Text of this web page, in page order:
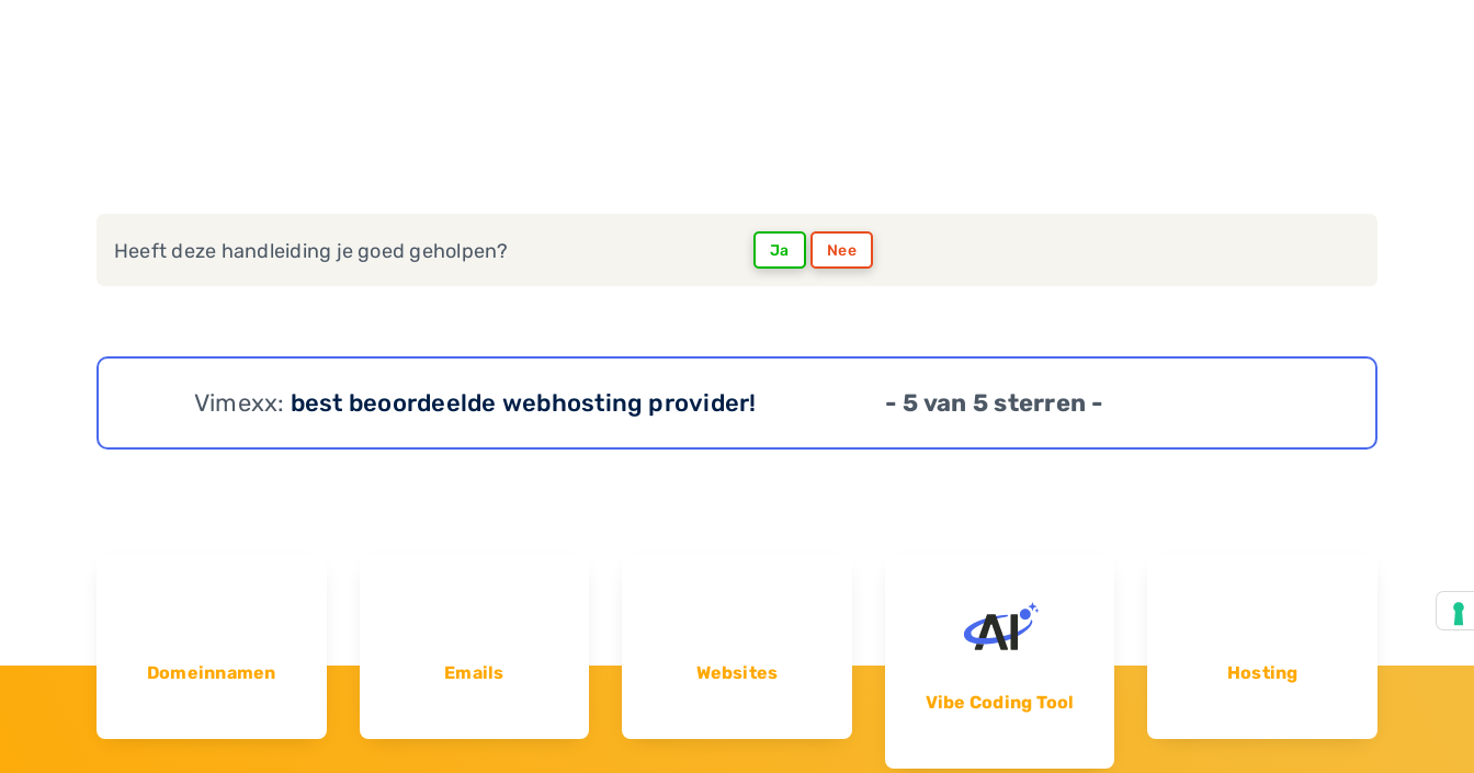
Heeft deze handleiding je goed geholpen? Ja Nee
Vimexx: best beoordeelde webhosting provider! - 5 van 5 sterren -
Domeinnamen Emails
Websites
Vibe Coding Tool
Hosting